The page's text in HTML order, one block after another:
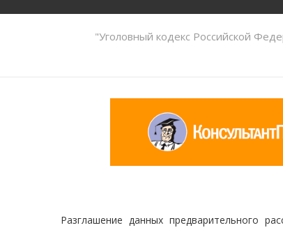
"Уголовный кодекс Российской
Разглашение данных предварительного